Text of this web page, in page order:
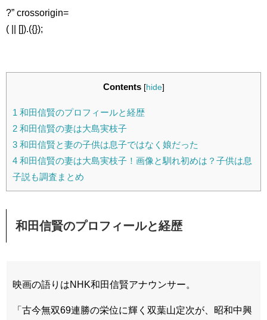
?” crossorigin=
( || []).({});
Contents [hide]
1 和田信賢のプロフィールと経歴
2 和田信賢の妻は大島実枝子
3 和田信賢と妻の子供は息子ではなく娘だった
4 和田信賢の妻は大島実枝子！画像と馴れ初めは？子供は息
子説も調査まとめ
和田信賢のプロフィールと経歴
映画の語りはNHK和田信賢アナウンサー。
「古今無双69連勝の栄位に輝く双葉山定次が、昭和中興